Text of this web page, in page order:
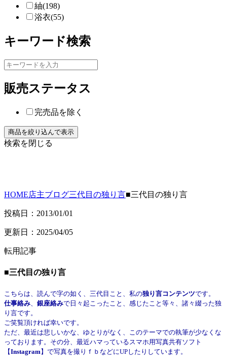
紬(198)
浴衣(55)
キーワード検索
販売ステータス
完売品を除く
検索を閉じる
HOME店主ブログ三代目の独り言■三代目の独り言
投稿日：2013/01/01
更新日：2025/04/05
転用記事
■三代目の独り言
こちらは、読んで字の如く、三代目こと、私の独り言コンテンツです。
仕事絡み、 銀座絡みで日々起こったこと、感じたこと等々、諸々綴った独
り言です。
ご笑覧頂ければ幸いです。
ただ、最近は悲しいかな、ゆとりがなく、このテーマでの執筆が少なくな
っております。その分、最近ハマっているスマホ用写真共有ソフト
【Instagram】で写真を撮りｆｂなどにUPしたりしています。